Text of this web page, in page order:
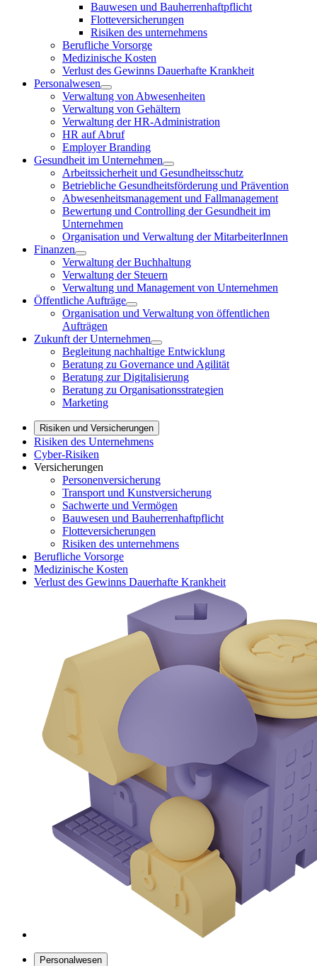
Bauwesen und Bauherrenhaftpflicht
Flotteversicherungen
Risiken des unternehmens
Berufliche Vorsorge
Medizinische Kosten
Verlust des Gewinns Dauerhafte Krankheit
Personalwesen
Verwaltung von Abwesenheiten
Verwaltung von Gehältern
Verwaltung der HR-Administration
HR auf Abruf
Employer Branding
Gesundheit im Unternehmen
Arbeitssicherheit und Gesundheitsschutz
Betriebliche Gesundheitsförderung und Prävention
Abwesenheitsmanagement und Fallmanagement
Bewertung und Controlling der Gesundheit im
Unternehmen
Organisation und Verwaltung der MitarbeiterInnen
Finanzen
Verwaltung der Buchhaltung
Verwaltung der Steuern
Verwaltung und Management von Unternehmen
Öffentliche Aufträge
Organisation und Verwaltung von öffentlichen
Aufträgen
Zukunft der Unternehmen
Begleitung nachhaltige Entwicklung
Beratung zu Governance und Agilität
Beratung zur Digitalisierung
Beratung zu Organisationsstrategien
Marketing
Risiken und Versicherungen
Risiken des Unternehmens
Cyber-Risiken
Versicherungen
Personenversicherung
Transport und Kunstversicherung
Sachwerte und Vermögen
Bauwesen und Bauherrenhaftpflicht
Flotteversicherungen
Risiken des unternehmens
Berufliche Vorsorge
Medizinische Kosten
Verlust des Gewinns Dauerhafte Krankheit
Personalwesen